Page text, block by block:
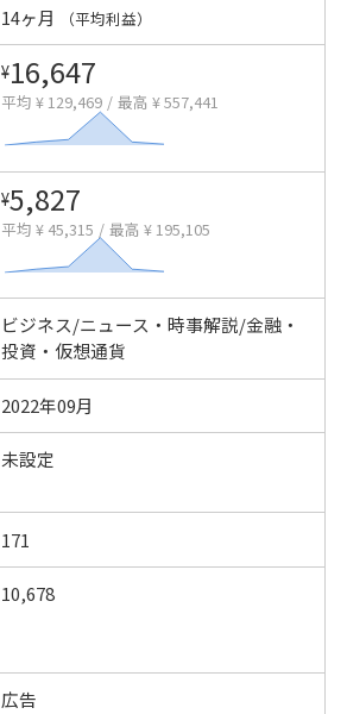
14ヶ月 （平均利益）
¥16,647
平均 ¥ 129,469 / 最高 ¥ 557,441
¥5,827
平均 ¥ 45,315 / 最高 ¥ 195,105
ビジネス/ニュース・時事解説/金融・
投資・仮想通貨
2022年09月
未設定
171
10,678
広告